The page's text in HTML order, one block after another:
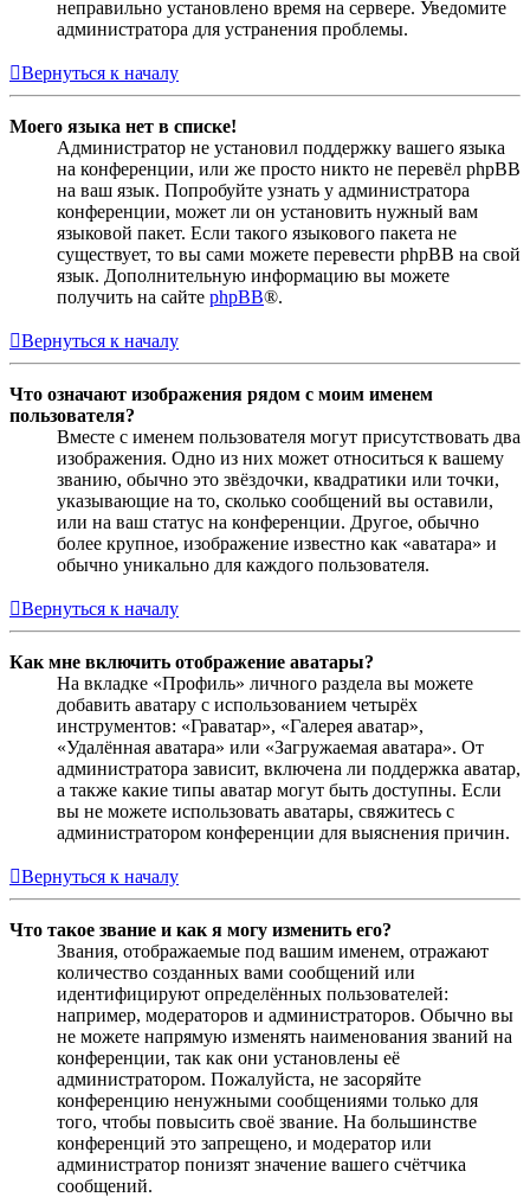
неправильно установлено время на сервере. Уведомите
администратора для устранения проблемы.
Вернуться к началу
Моего языка нет в списке!
Администратор не установил поддержку вашего языка
на конференции, или же просто никто не перевёл phpBB
на ваш язык. Попробуйте узнать у администратора
конференции, может ли он установить нужный вам
языковой пакет. Если такого языкового пакета не
существует, то вы сами можете перевести phpBB на свой
язык. Дополнительную информацию вы можете
получить на сайте phpBB®.
Вернуться к началу
Что означают изображения рядом с моим именем
пользователя?
Вместе с именем пользователя могут присутствовать два
изображения. Одно из них может относиться к вашему
званию, обычно это звёздочки, квадратики или точки,
указывающие на то, сколько сообщений вы оставили,
или на ваш статус на конференции. Другое, обычно
более крупное, изображение известно как «аватара» и
обычно уникально для каждого пользователя.
Вернуться к началу
Как мне включить отображение аватары?
На вкладке «Профиль» личного раздела вы можете
добавить аватару с использованием четырёх
инструментов: «Граватар», «Галерея аватар»,
«Удалённая аватара» или «Загружаемая аватара». От
администратора зависит, включена ли поддержка аватар,
а также какие типы аватар могут быть доступны. Если
вы не можете использовать аватары, свяжитесь с
администратором конференции для выяснения причин.
Вернуться к началу
Что такое звание и как я могу изменить его?
Звания, отображаемые под вашим именем, отражают
количество созданных вами сообщений или
идентифицируют определённых пользователей:
например, модераторов и администраторов. Обычно вы
не можете напрямую изменять наименования званий на
конференции, так как они установлены её
администратором. Пожалуйста, не засоряйте
конференцию ненужными сообщениями только для
того, чтобы повысить своё звание. На большинстве
конференций это запрещено, и модератор или
администратор понизят значение вашего счётчика
сообщений.